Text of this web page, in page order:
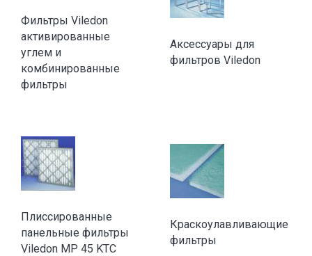
Фильтры Viledon
активированные
углем и
комбинированные
фильтры
Аксессуары для
фильтров Viledon
Плиссированные
панельные фильтры
Viledon MP 45 KTC
Краскоулавливающие
фильтры